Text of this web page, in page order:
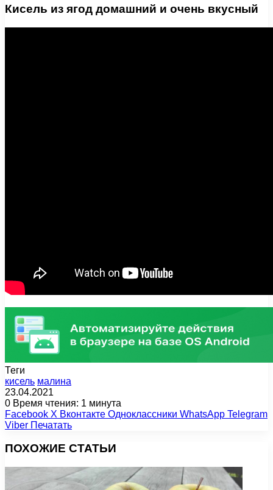
Кисель из ягод домашний и очень вкусный
Теги
кисель малина
23.04.2021
0 Время чтения: 1 минута
Facebook X Вконтакте Одноклассники WhatsApp Telegram
Viber Печатать
ПОХОЖИЕ СТАТЬИ